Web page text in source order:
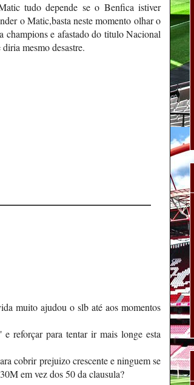
tudo depende se o Benfica istiver
o Matic,basta neste momento olhar o
e afastado do titulo Nacional
mesmo desastre.
muito ajudou o slb até aos momentos
reforçar para tentar ir mais longe esta
cobrir prejuizo crescente e ninguem se
em vez dos 50 da clausula?